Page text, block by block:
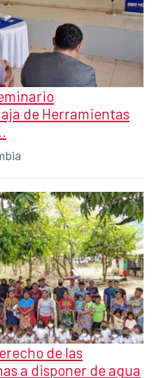
de Herramientas
de las
a disponer de agua